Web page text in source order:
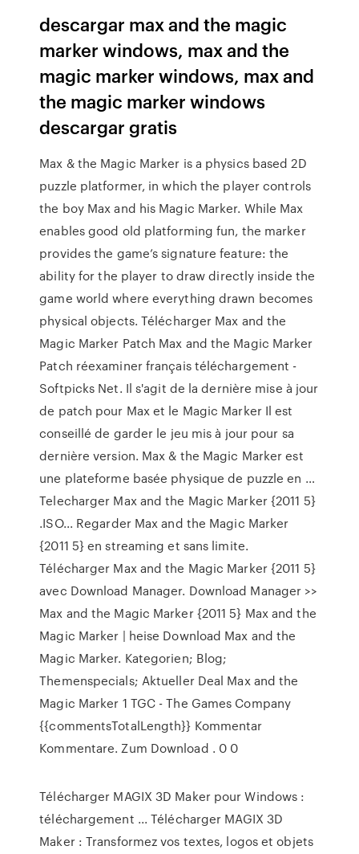
descargar max and the magic
marker windows, max and the
magic marker windows, max and
the magic marker windows
descargar gratis
Max & the Magic Marker is a physics based 2D
puzzle platformer, in which the player controls
the boy Max and his Magic Marker. While Max
enables good old platforming fun, the marker
provides the game’s signature feature: the
ability for the player to draw directly inside the
game world where everything drawn becomes
physical objects. Télécharger Max and the
Magic Marker Patch Max and the Magic Marker
Patch réexaminer français téléchargement -
Softpicks Net. Il s'agit de la dernière mise à jour
de patch pour Max et le Magic Marker Il est
conseillé de garder le jeu mis à jour pour sa
dernière version. Max & the Magic Marker est
une plateforme basée physique de puzzle en …
Telecharger Max and the Magic Marker {2011 5}
.ISO... Regarder Max and the Magic Marker
{2011 5} en streaming et sans limite.
Télécharger Max and the Magic Marker {2011 5}
avec Download Manager. Download Manager >>
Max and the Magic Marker {2011 5} Max and the
Magic Marker | heise Download Max and the
Magic Marker. Kategorien; Blog;
Themenspecials; Aktueller Deal Max and the
Magic Marker 1 TGC - The Games Company
{{commentsTotalLength}} Kommentar
Kommentare. Zum Download . 0 0
Télécharger MAGIX 3D Maker pour Windows :
téléchargement ... Télécharger MAGIX 3D
Maker : Transformez vos textes, logos et objets